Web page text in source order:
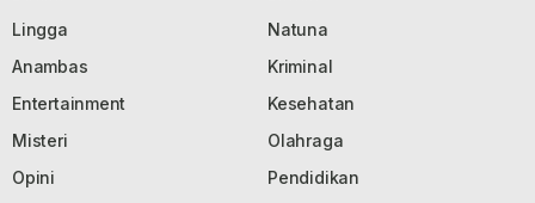
Lingga
Natuna
Anambas
Kriminal
Entertainment
Kesehatan
Misteri
Olahraga
Opini
Pendidikan